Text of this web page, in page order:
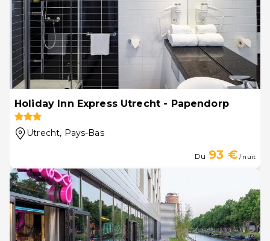
Holiday Inn Express Utrecht - Papendorp
Utrecht, Pays-Bas
Du 93 €/ nuit